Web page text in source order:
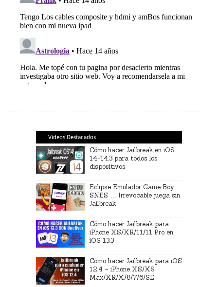
Videos Destacados
Cómo hacer Jailbreak en iOS
14-14.3 para todos los
dispositivos
Eclipse Emulador Game Boy,
SNES … Irrevocable juega sin
Jailbreak
Cómo hacer Jailbreak para
iPhone XS/XR/11/11 Pro en
iOS 13.3
Como hacer Jailbreak para iOS
12.4 – iPhone XS/XS
Max/XR/X/8/7/6/SE